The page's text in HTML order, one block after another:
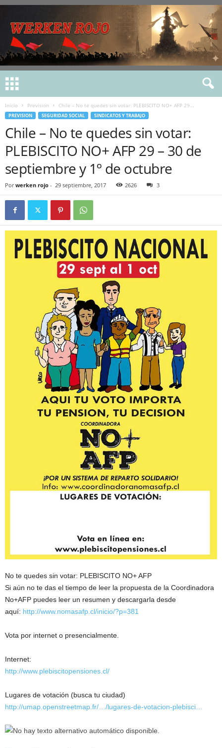
Inicio Prevision Chile – No te quedes sin votar: PLEBISCITO NO+ AFP 29...
PREVISION SEGURIDAD SOCIAL SINDICATOS Y TRABAJO
Chile – No te quedes sin votar:
PLEBISCITO NO+ AFP 29 – 30 de
septiembre y 1º de octubre
Por werken rojo - 29 septiembre, 2017 2626 3
No te quedes sin votar: PLEBISCITO NO+ AFP
Si aún no te das el tiempo de leer la propuesta de la Coordinadora
No+AFP puedes leer un resumen y descargarla desde
aquí: http://www.nomasafp.cl/inicio/?p=381
Vota por internet o presencialmente.
Internet:
http://www.plebiscitopensiones.cl/
Lugares de votación (busca tu ciudad)
http://umap.openstreetmap.fr/…/lugares-de-votacion-plebisci…